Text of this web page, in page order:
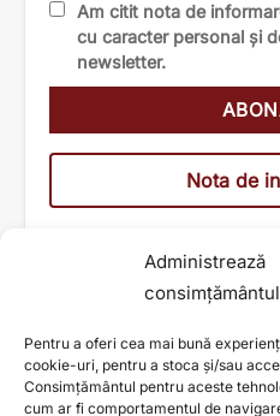
Administrează
consimțământul
Pentru a oferi cea mai bună
cookie-uri, pentru a stoca și/sau
Consimțământul pentru aceste
cum ar fi comportamentul de
Am citit nota de
cu caracter personal și
newsletter.
Nota de